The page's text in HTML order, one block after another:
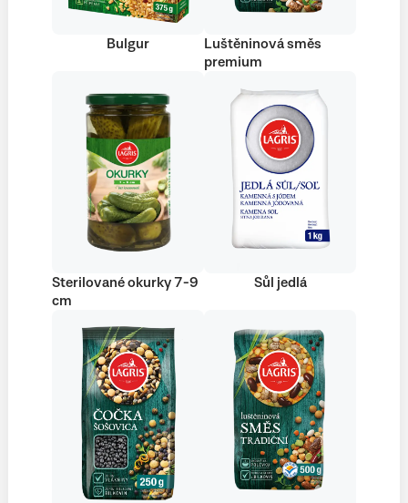
Bulgur
Luštěninová směs
premium
Sterilované okurky 7-9
cm
Sůl jedlá